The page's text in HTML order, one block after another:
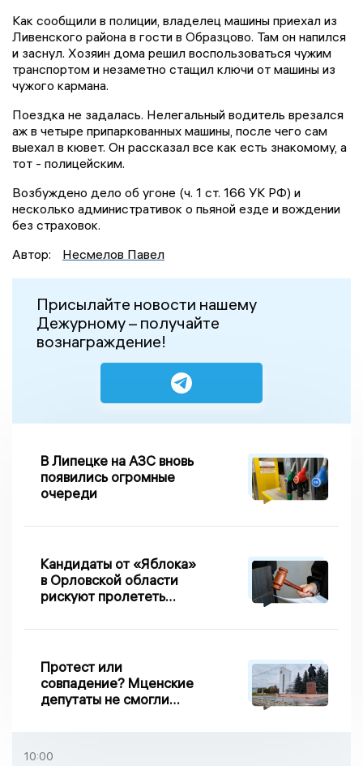
Как сообщили в полиции, владелец машины приехал из
Ливенского района в гости в Образцово. Там он напился
и заснул. Хозяин дома решил воспользоваться чужим
транспортом и незаметно стащил ключи от машины из
чужого кармана.
Поездка не задалась. Нелегальный водитель врезался
аж в четыре припаркованных машины, после чего сам
выехал в кювет. Он рассказал все как есть знакомому, а
тот - полицейским.
Возбуждено дело об угоне (ч. 1 ст. 166 УК РФ) и
несколько административок о пьяной езде и вождении
без страховок.
Автор:
Несмелов Павел
Присылайте новости нашему
Дежурному – получайте
вознаграждение!
В Липецке на АЗС вновь
появились огромные
очереди
Кандидаты от «Яблока»
в Орловской области
рискуют пролететь
Протест или
совпадение? Мценские
депутаты не смогли
10:00